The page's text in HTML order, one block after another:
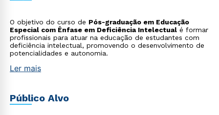
O objetivo do curso de Pós-graduação em Educação
Especial com Ênfase em Deficiência Intelectual é formar
profissionais para atuar na educação de estudantes com
deficiência intelectual, promovendo o desenvolvimento de
potencialidades e autonomia.
Ler mais
Público Alvo